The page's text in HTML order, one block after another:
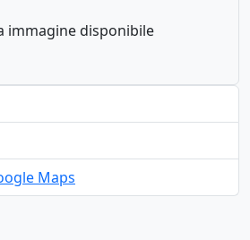
immagine disponibile
Maps